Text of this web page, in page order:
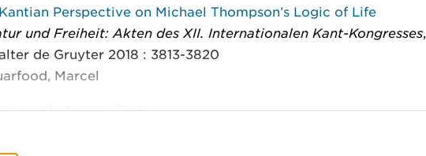
Perspective on Michael Thompson’s Logic of Life
und Freiheit: Akten des XII. Internationalen Kant-Kongresses,
de Gruyter 2018 : 3813-3820
Marcel
publikationer i DiVA